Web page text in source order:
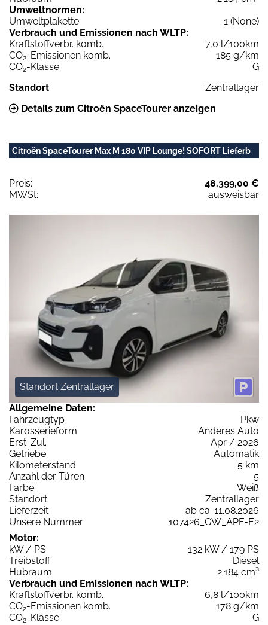
Umweltnormen:
Umweltplakette
1 (None)
Verbrauch und Emissionen nach WLTP:
Kraftstoffverbr. komb.
7,0 l/100km
CO2-Emissionen komb.
185 g/km
CO2-Klasse
G
Standort
Zentrallager
Details zum Citroën SpaceTourer anzeigen
Citroën SpaceTourer Max M 180 VIP Lounge! SOFORT Lieferb
Preis:
48.399,00 €
MWSt:
ausweisbar
Standort Zentrallager
Allgemeine Daten:
Fahrzeugtyp
Pkw
Karosserieform
Anderes Auto
Erst-Zul.
Apr / 2026
Getriebe
Automatik
Kilometerstand
5 km
Anzahl der Türen
5
Farbe
Weiß
Standort
Zentrallager
Lieferzeit
ab ca. 11.08.2026
Unsere Nummer
107426_GW_APF-E2
Motor:
kW / PS
132 kW / 179 PS
Treibstoff
Diesel
Hubraum
2.184 cm³
Verbrauch und Emissionen nach WLTP:
Kraftstoffverbr. komb.
6,8 l/100km
CO2-Emissionen komb.
178 g/km
CO2-Klasse
G